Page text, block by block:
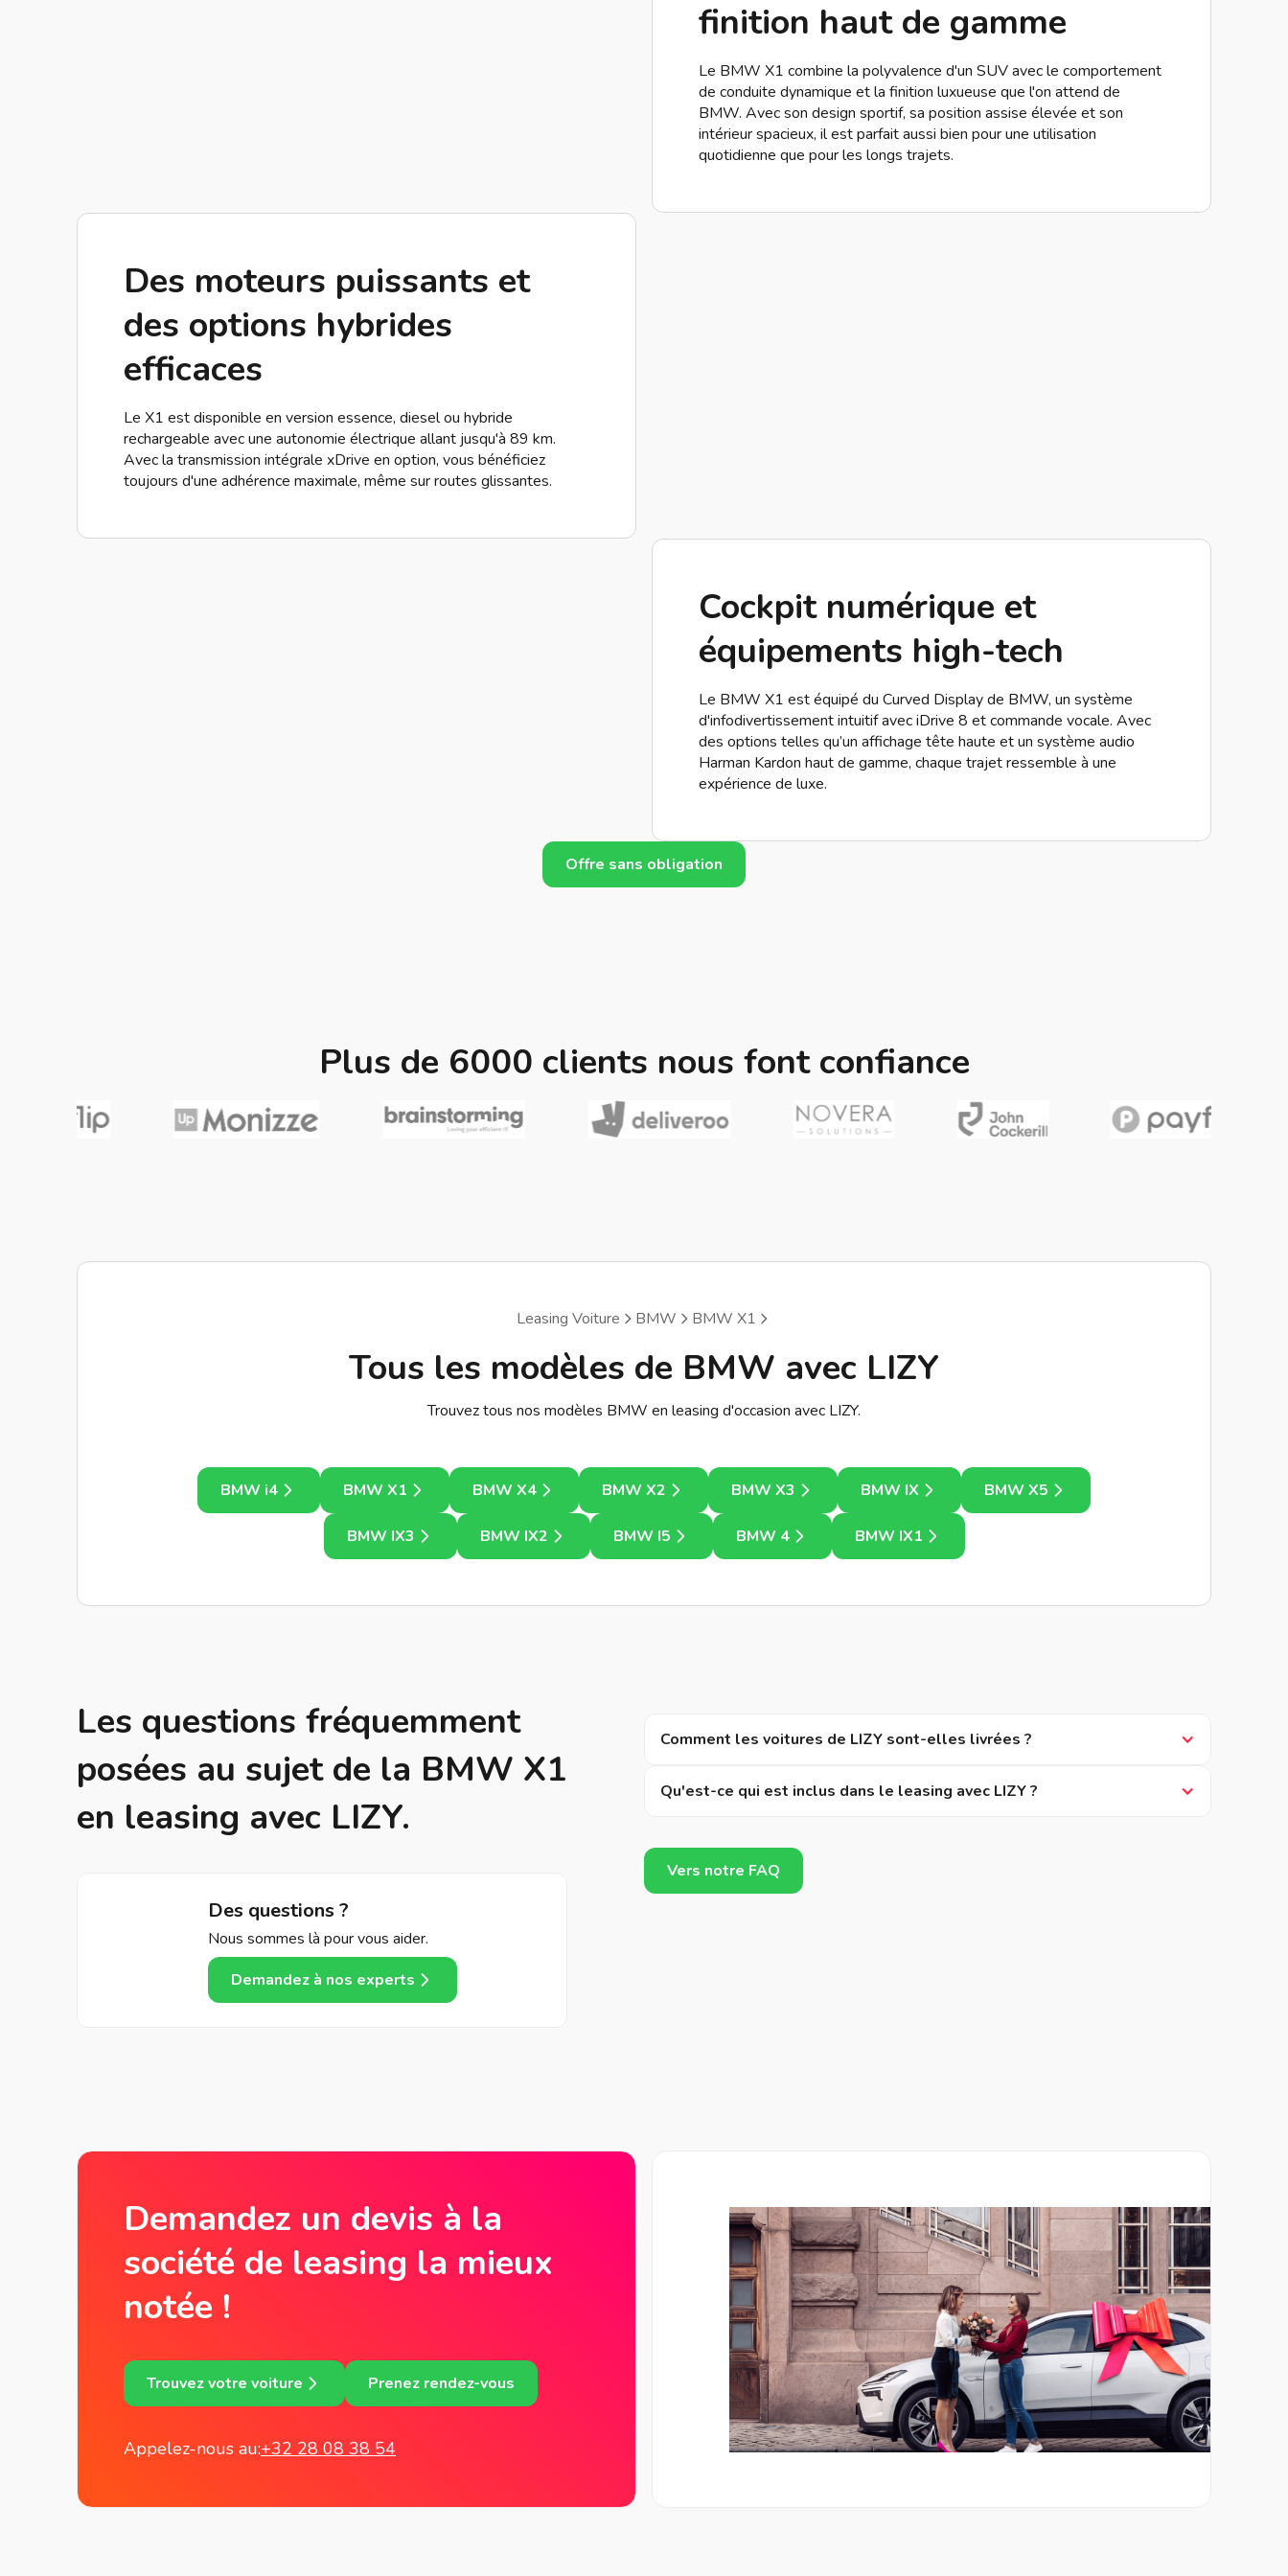
finition haut de gamme
Le BMW X1 combine la polyvalence d'un SUV avec le comportement
de conduite dynamique et la finition luxueuse que l'on attend de
BMW. Avec son design sportif, sa position assise élevée et son
intérieur spacieux, il est parfait aussi bien pour une utilisation
quotidienne que pour les longs trajets.
Des moteurs puissants et
des options hybrides
efficaces
Le X1 est disponible en version essence, diesel ou hybride
rechargeable avec une autonomie électrique allant jusqu'à 89 km.
Avec la transmission intégrale xDrive en option, vous bénéficiez
toujours d'une adhérence maximale, même sur routes glissantes.
Cockpit numérique et
équipements high-tech
Le BMW X1 est équipé du Curved Display de BMW, un système
d'infodivertissement intuitif avec iDrive 8 et commande vocale. Avec
des options telles qu’un affichage tête haute et un système audio
Harman Kardon haut de gamme, chaque trajet ressemble à une
expérience de luxe.
Offre sans obligation
Plus de 6000 clients nous font confiance
Leasing Voiture BMW BMW X1
Tous les modèles de BMW avec LIZY
Trouvez tous nos modèles BMW en leasing d'occasion avec LIZY.
BMW i4 BMW X1 BMW X4 BMW X2 BMW X3 BMW IX BMW X5
BMW IX3 BMW IX2 BMW I5 BMW 4 BMW IX1
Les questions fréquemment
posées au sujet de la BMW X1
en leasing avec LIZY.
Des questions ?
Nous sommes là pour vous aider.
Demandez à nos experts
Comment les voitures de LIZY sont-elles livrées ?
Qu'est-ce qui est inclus dans le leasing avec LIZY ?
Vers notre FAQ
Demandez un devis à la
société de leasing la mieux
notée !
Trouvez votre voiture Prenez rendez-vous
Appelez-nous au:+32 28 08 38 54